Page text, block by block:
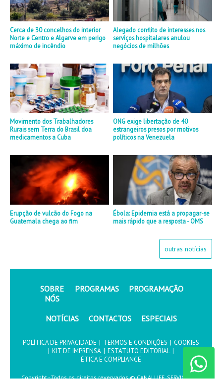
Cerca de 30 concelhos do interior
Norte e Centro e Algarve em perigo
máximo de incêndio
Alegado conflito de interesses nos
serviços hospitalares anulou
negócios de milhões
Movimento dos Trabalhadores
Rurais sem Terra do Brasil doa
medicamentos a Cuba
ONG exige libertação de 40
estrangeiros presos por motivos
políticos na Venezuela
Erupção de vulcão do Fogo na
Guatemala chega ao fim
Ébola: Epidemia está a propagar-se
mais rápido que a resposta - OMS
outras notícias
SOBRE
NÓS
PROGRAMAS PROGRAMAÇÃO
NOTÍCIAS CONTACTOS ESPECIAIS
POLÍTICA DE PRIVACIDADE | TERMOS E CONDIÇÕES | COOKIES
| KIT DE IMPRENSA | ESTATUTO EDITORIAL |
ÉTICA E COMPLIANCE
Copyright - Todos os direitos revervados © CANALLIFE, SERVIÇOS DE